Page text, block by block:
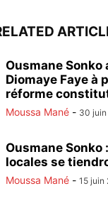
Ousmane Sonko
Diomaye Faye à
réforme
Moussa Mané - 30
Ousmane Sonko
locales se
Moussa Mané - 15 juin